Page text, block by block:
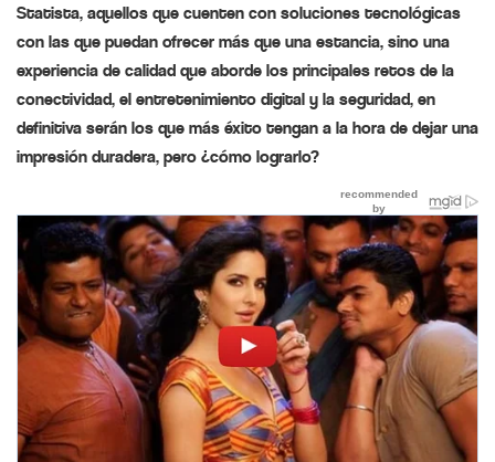
Statista, aquellos que cuenten con soluciones tecnológicas
con las que puedan ofrecer más que una estancia, sino una
experiencia de calidad que aborde los principales retos de la
conectividad, el entretenimiento digital y la seguridad, en
definitiva serán los que más éxito tengan a la hora de dejar una
impresión duradera, pero ¿cómo lograrlo?